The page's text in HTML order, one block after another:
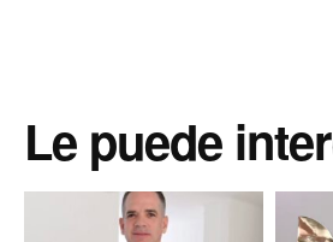
Le puede